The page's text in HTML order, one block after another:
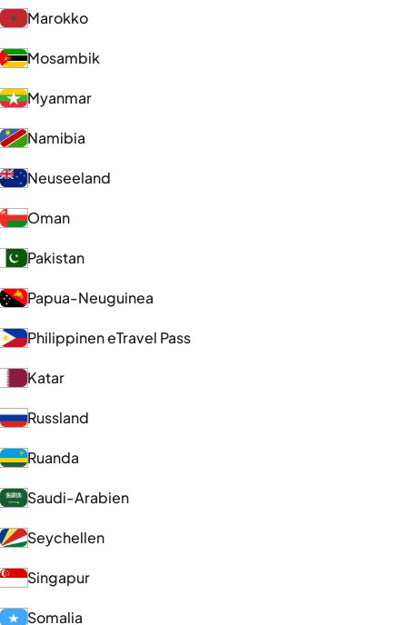
Marokko
Mosambik
Myanmar
Namibia
Neuseeland
Oman
Pakistan
Papua-Neuguinea
Philippinen eTravel Pass
Katar
Russland
Ruanda
Saudi-Arabien
Seychellen
Singapur
Somalia